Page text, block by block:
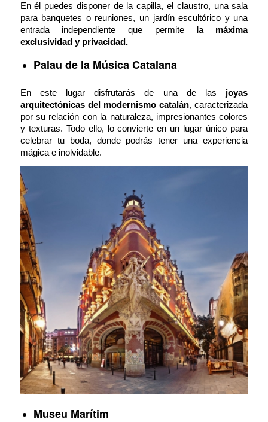
En él puedes disponer de la capilla, el claustro, una sala
para banquetes o reuniones, un jardín escultórico y una
entrada independiente que permite la máxima
exclusividad y privacidad.
Palau de la Música Catalana
En este lugar disfrutarás de una de las joyas
arquitectónicas del modernismo catalán, caracterizada
por su relación con la naturaleza, impresionantes colores
y texturas. Todo ello, lo convierte en un lugar único para
celebrar tu boda, donde podrás tener una experiencia
mágica e inolvidable.
Museu Marítim